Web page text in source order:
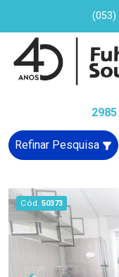
(053)
2985
Refinar Pesquisa
Cód. 50373